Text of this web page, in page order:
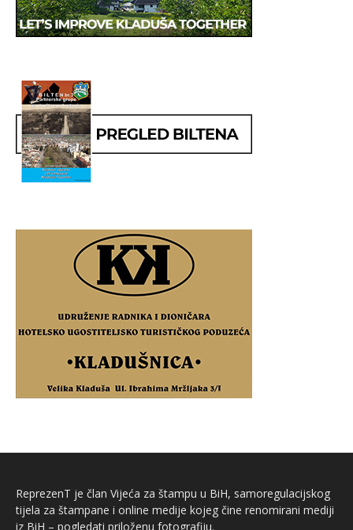
ReprezenT je član Vijeća za štampu u BiH, samoregulacijskog
tijela za štampane i online medije kojeg čine renomirani mediji
iz BiH – pogledati priloženu fotografiju.